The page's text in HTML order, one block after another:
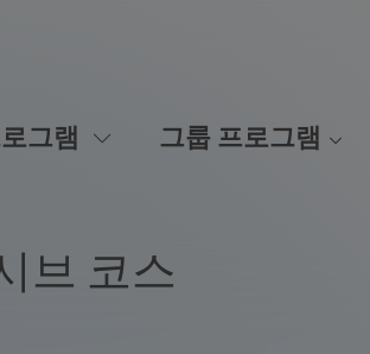
그램 그룹 프로그램
브 코스